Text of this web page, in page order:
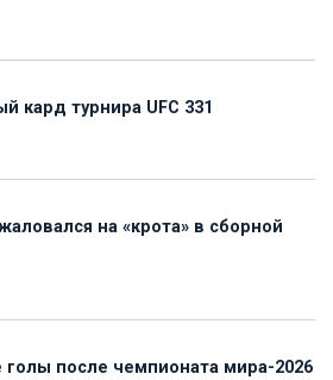
кард турнира UFC 331
на «крота» в сборной
после чемпионата мира-2026